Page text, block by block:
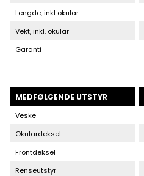
Lengde, inkl okular
Vekt, inkl. okular
Garanti
MEDFØLGENDE UTSTYR
Veske
Okulardeksel
Frontdeksel
Renseutstyr